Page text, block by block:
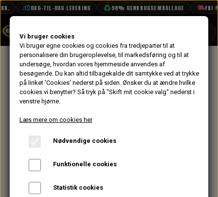
DAG-TIL-DAG LEVERING 98% GENBRUGSEMBALLAGE FRI
BOOK TID
PROJEKTER
TEKNISK DATA
VANDPOLERING
1380 TRACKDAY MOTOR
Vi bruger cookies
Vi bruger egne cookies og cookies fra tredjeparter til at
personalisere din brugeroplevelse, til markedsføring og til at
undersøge, hvordan vores hjemmeside anvendes af
besøgende. Du kan altid tilbagekalde dit samtykke ved at trykke
på linket 'Cookies' nederst på siden. Ønsker du at ændre hvilke
cookies vi benytter? Så tryk på "Skift mit cookie valg" nederst i
venstre hjørne.
Læs mere om cookies her
Nødvendige cookies
Funktionelle cookies
Statistik cookies